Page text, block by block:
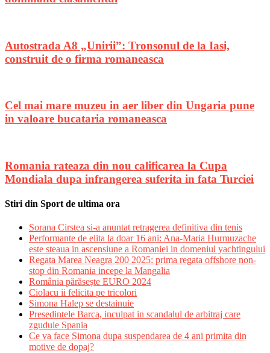
Autostrada A8 „Unirii”: Tronsonul de la Iasi,
construit de o firma romaneasca
Cel mai mare muzeu in aer liber din Ungaria pune
in valoare bucataria romaneasca
Romania rateaza din nou calificarea la Cupa
Mondiala dupa infrangerea suferita in fata Turciei
Stiri din Sport de ultima ora
Sorana Cirstea si-a anuntat retragerea definitiva din tenis
Performante de elita la doar 16 ani: Ana-Maria Hurmuzache
este steaua in ascensiune a Romaniei in domeniul yachtingului
Regata Marea Neagra 200 2025: prima regata offshore non-
stop din Romania incepe la Mangalia
România părăsește EURO 2024
Ciolacu ii felicita pe tricolori
Simona Halep se destainuie
Presedintele Barca, inculpat in scandalul de arbitraj care
zguduie Spania
Ce va face Simona dupa suspendarea de 4 ani primita din
motive de dopaj?